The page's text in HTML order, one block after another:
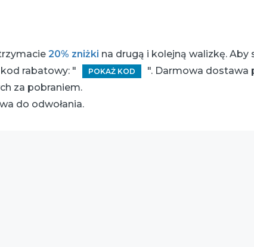
20% zniżki na drugą i kolejną walizkę.
rabatowy: " POKAŻ KOD
". Darmowa dostawa
za pobraniem.
do odwołania.